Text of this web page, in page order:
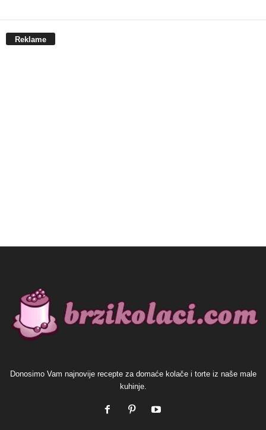
Reklame
Donosimo Vam najnovije recepte za domaće kolače i torte iz naše male
kuhinje.